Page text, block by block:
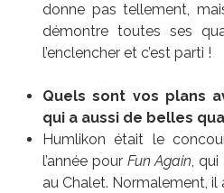
donne pas tellement,
démontre toutes ses
l’enclencher et c’est parti !
Quels sont vos plans
qui a aussi de belles
Humlikon était le
l’année pour Fun Again, qui
au Chalet. Normalement,